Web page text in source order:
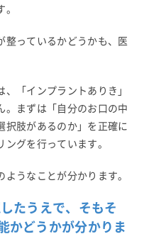
。
整っているかどうかも、医
「インプラントありき」
。まずは「自分のお口の中
択肢があるのか」を正確に
グを行っています。
うなことが分かります。
たうえで、そもそ
かどうかが分かりま